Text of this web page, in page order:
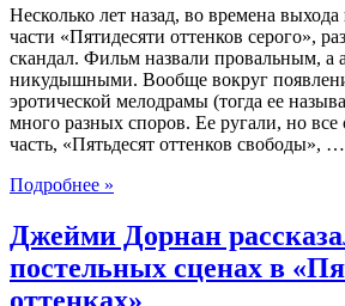
Несколько лет назад, во времена
части «Пятидесяти оттенков серого»,
скандал. Фильм назвали провальным, а
никудышными. Вообще вокруг
эротической мелодрамы (тогда ее
много разных споров. Ее ругали, но все
часть, «Пятьдесят оттенков свободы», …
Подробнее »
Джейми Дорнан
постельных сценах в